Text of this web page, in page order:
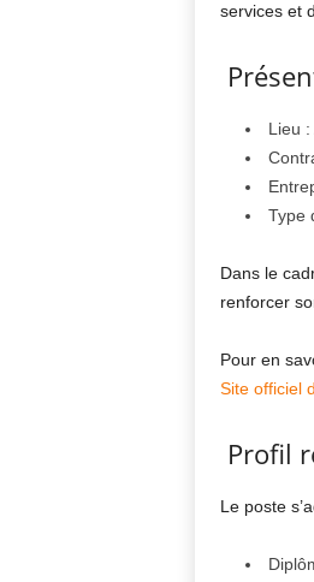
services et
Lieu :
Type
Dans le
renforcer
Pour en
Site officiel
Profil
Le poste